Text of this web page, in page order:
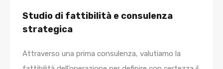
Studio di fattibilità e consulenza
strategica
Attraverso una prima consulenza, valutiamo la